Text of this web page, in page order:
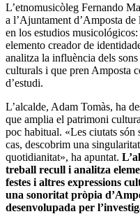
L’etnomusicòleg Fernando
a l’Ajuntament d’Amposta
en los estudios
elemento creador de
analitza la influència dels
culturals i que pren Amposta
d’estudi.
L’alcalde, Adam Tomàs, ha
que amplia el patrimoni
poc habitual. «Les ciutats són
cas, descobrim una
quotidianitat», ha apuntat.
treball recull i analitza
festes i altres expressions
una sonoritat pròpia
desenvolupada per